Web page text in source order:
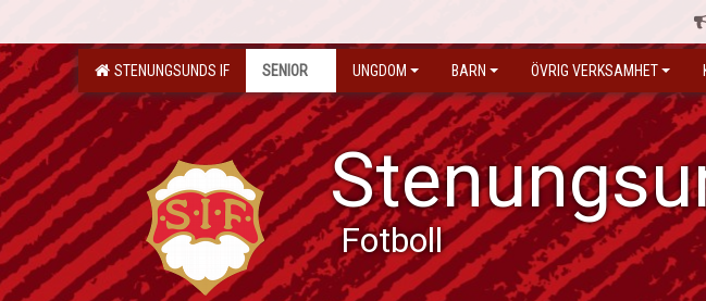
STENUNGSUNDS IF SENIOR UNGDOM BARN ÖVRIG VERKSAMHET
Fotboll